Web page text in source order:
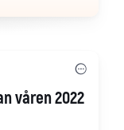
sig
våren 2022